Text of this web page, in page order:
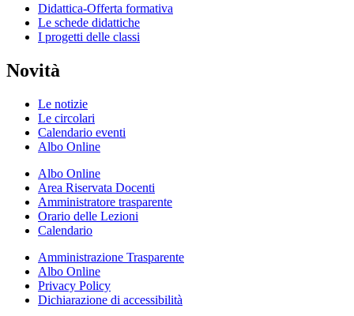
Didattica-Offerta formativa
Le schede didattiche
I progetti delle classi
Novità
Le notizie
Le circolari
Calendario eventi
Albo Online
Albo Online
Area Riservata Docenti
Amministratore trasparente
Orario delle Lezioni
Calendario
Amministrazione Trasparente
Albo Online
Privacy Policy
Dichiarazione di accessibilità